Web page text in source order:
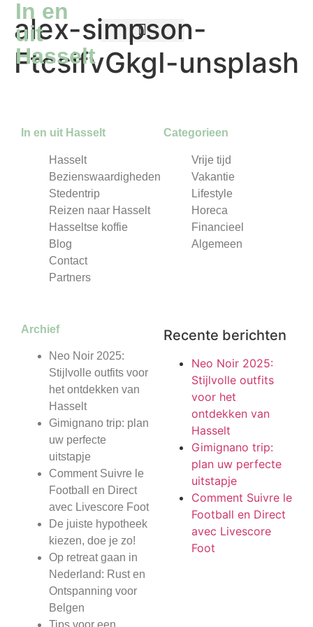
In en
uit
Hasselt
alex-simpson-
FtcsifvGkgI-unsplash
In en uit Hasselt
Hasselt
Bezienswaardigheden
Stedentrip
Reizen naar Hasselt
Hasseltse koffie
Blog
Contact
Partners
Categorieen
Vrije tijd
Vakantie
Lifestyle
Horeca
Financieel
Algemeen
Archief
Neo Noir 2025:
Stijlvolle outfits voor
het ontdekken van
Hasselt
Gimignano trip: plan
uw perfecte
uitstapje
Comment Suivre le
Football en Direct
avec Livescore Foot
De juiste hypotheek
kiezen, doe je zo!
Op retreat gaan in
Nederland: Rust en
Ontspanning voor
Belgen
Recente berichten
Neo Noir 2025:
Stijlvolle outfits
voor het
ontdekken van
Hasselt
Gimignano trip:
plan uw perfecte
uitstapje
Comment Suivre le
Football en Direct
avec Livescore
Foot